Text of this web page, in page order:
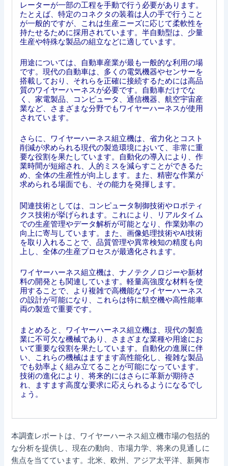
レーターが一部の工程を手動で行う必要があります。
たとえば、特定のコネクタの装着は人の手で行うこと
が一般的ですが、これは生産ニーズに応じて柔軟性を
持たせるために採用されています。半自動型は、少量
生産や特殊な製品の組立などに適しています。
用途については、自動車産業が最も一般的な利用の場
です。現代の自動車は、多くの電気機器やセンサーを
搭載しており、それらを正確に接続するためには高品
質のワイヤーハーネスが必要です。自動車だけでな
く、家電製品、コンピュータ、通信機器、航空宇宙産
業など、さまざまな分野でもワイヤーハーネスが使用
されています。
さらに、ワイヤーハーネス組立機は、省力化とコスト
削減が求められる現代の製造環境において、非常に重
要な役割を果たしています。自動化の導入により、作
業時間が短縮され、人的ミスを減らすことができるた
め、全体の生産性が向上します。また、精密な作業が
求められる場面でも、その能力を発揮します。
関連技術としては、コンピュータ制御技術やロボティ
クス技術が挙げられます。これにより、リアルタイム
での生産管理やデータ解析が可能となり、作業効率の
向上に寄与しています。また、画像処理技術やAI技術
を取り入れることで、品質管理や異常検知の精度も向
上し、全体の生産プロセスが最適化されます。
ワイヤーハーネス組立機は、ナノテクノロジーや新材
料の開発とも関連しています。軽量高強度な材料を使
用することで、より複雑で高機能なワイヤーハーネス
の設計が可能になり、これらは特に航空機や高性能車
両の製造で重要です。
まとめると、ワイヤーハーネス組立機は、現代の製造
業に不可欠な機械であり、さまざまな業種や用途にお
いて重要な役割を果たしています。自動化の進展に伴
い、これらの機械はますます高性能化し、複雑な製品
でも効率よく組み立てることが可能になっています。
技術の進化により、将来的にはさらに革新が期待さ
れ、ますます高度な要求に応えられるようになるでし
ょう。
本調査レポートは、ワイヤーハーネス組立機市場の包括的
な分析を提供し、現在の動向、市場力学、将来の見通しに
焦点を当てています。北米、欧州、アジア太平洋、新興市